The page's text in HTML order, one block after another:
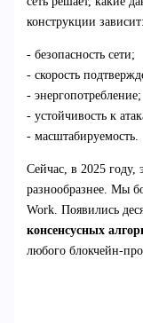
конструкции зависит:
- безопасность сети;
- скорость
- энергопотребление;
- устойчивость к
- масштабируемость.
Сейчас, в 2025 году,
разнообразнее. Мы
Work. Появились
консенсусных
любого блокчейн-